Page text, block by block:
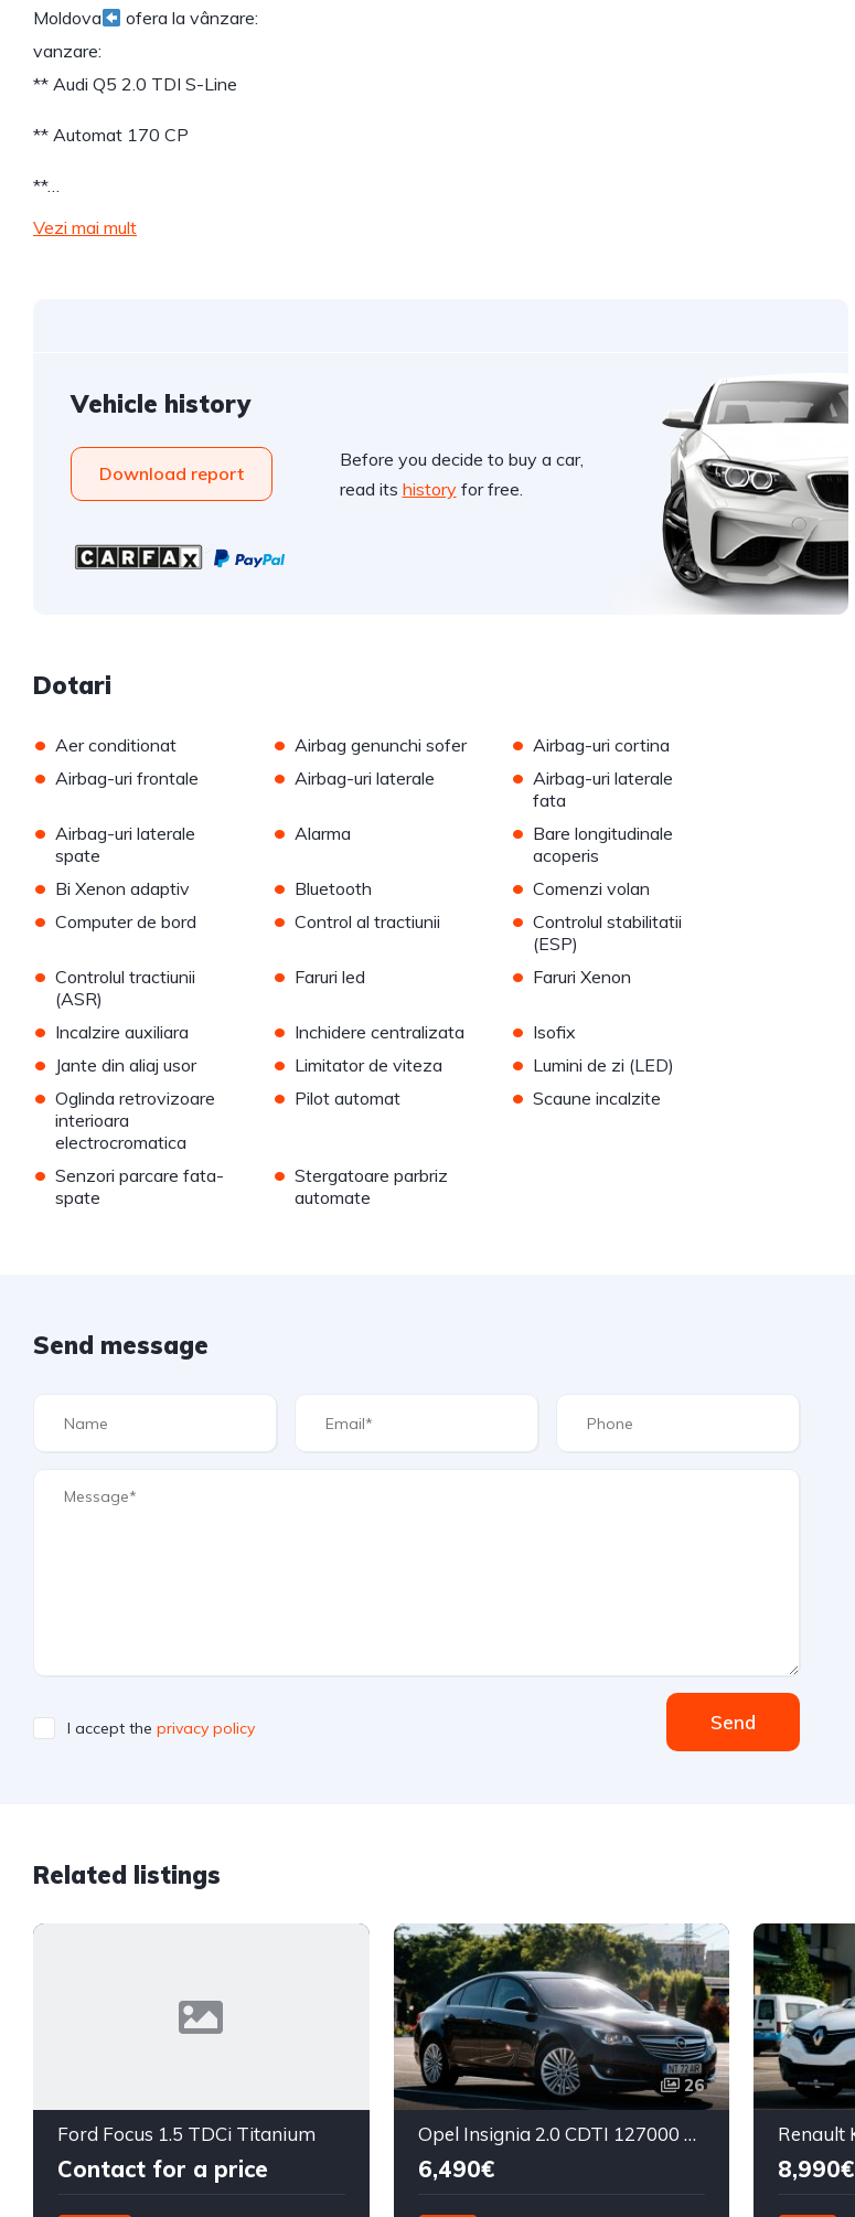
Moldova
ofera la vânzare:
vanzare:
** Audi Q5 2.0 TDI S-Line
** Automat 170 CP
**…
Vezi mai mult
Vehicle history
Download report
Before you decide to buy a car,
read its historyfor free.
Dotari
• Aer conditionat • Airbag genunchi sofer • Airbag-uri cortina
• Airbag-uri frontale • Airbag-uri laterale • Airbag-uri laterale
fata
• Airbag-uri laterale
spate
• Alarma • Bare longitudinale
acoperis
• Bi Xenon adaptiv • Bluetooth • Comenzi volan
• Computer de bord • Control al tractiunii • Controlul stabilitatii
(ESP)
• Controlul tractiunii
(ASR)
• Faruri led • Faruri Xenon
• Incalzire auxiliara • Inchidere centralizata • Isofix
• Jante din aliaj usor • Limitator de viteza • Lumini de zi (LED)
• Oglinda retrovizoare
interioara
electrocromatica
• Pilot automat • Scaune incalzite
• Senzori parcare fata-
spate
• Stergatoare parbriz
automate
Send message
I accept the privacy policy Send
Related listings
Ford Focus 1.5 TDCi Titanium
Contact for a price
26
Opel Insignia 2.0 CDTI 127000 km
6,490€ 8,990€